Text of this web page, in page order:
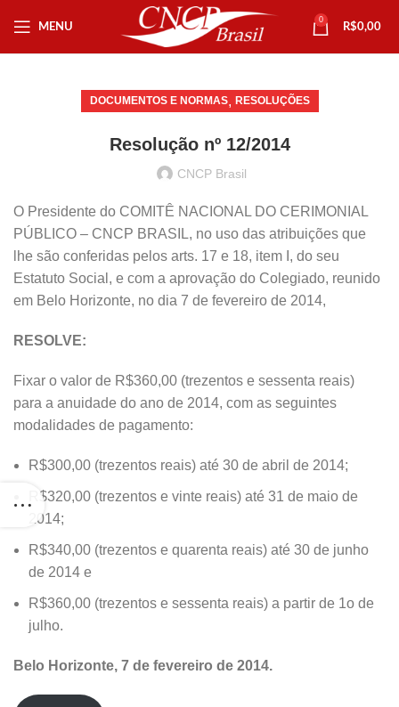
MENU
0
R$0,00
DOCUMENTOS E NORMAS, RESOLUÇÕES
Resolução nº 12/2014
CNCP Brasil
O Presidente do COMITÊ NACIONAL DO CERIMONIAL
PÚBLICO – CNCP BRASIL, no uso das atribuições que
lhe são conferidas pelos arts. 17 e 18, item I, do seu
Estatuto Social, e com a aprovação do Colegiado, reunido
em Belo Horizonte, no dia 7 de fevereiro de 2014,
RESOLVE:
Fixar o valor de R$360,00 (trezentos e sessenta reais)
para a anuidade do ano de 2014, com as seguintes
modalidades de pagamento:
R$300,00 (trezentos reais) até 30 de abril de 2014;
R$320,00 (trezentos e vinte reais) até 31 de maio de
2014;
R$340,00 (trezentos e quarenta reais) até 30 de junho
de 2014 e
R$360,00 (trezentos e sessenta reais) a partir de 1o de
julho.
Belo Horizonte, 7 de fevereiro de 2014.